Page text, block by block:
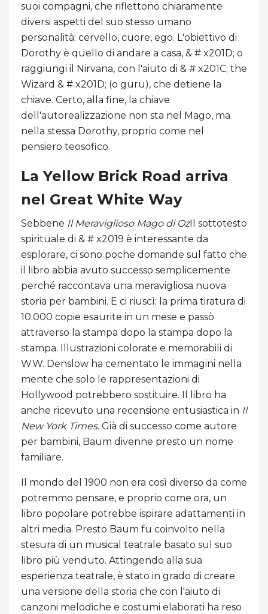
suoi compagni, che riflettono chiaramente
diversi aspetti del suo stesso umano
personalità: cervello, cuore, ego. L'obiettivo di
Dorothy è quello di andare a casa, & # x201D; o
raggiungi il Nirvana, con l'aiuto di & # x201C; the
Wizard & # x201D; (o guru), che detiene la
chiave. Certo, alla fine, la chiave
dell'autorealizzazione non sta nel Mago, ma
nella stessa Dorothy, proprio come nel
pensiero teosofico.
La Yellow Brick Road arriva
nel Great White Way
Sebbene Il Meraviglioso Mago di OzIl sottotesto
spirituale di & # x2019 è interessante da
esplorare, ci sono poche domande sul fatto che
il libro abbia avuto successo semplicemente
perché raccontava una meravigliosa nuova
storia per bambini. E ci riuscì: la prima tiratura di
10.000 copie esaurite in un mese e passò
attraverso la stampa dopo la stampa dopo la
stampa. Illustrazioni colorate e memorabili di
W.W. Denslow ha cementato le immagini nella
mente che solo le rappresentazioni di
Hollywood potrebbero sostituire. Il libro ha
anche ricevuto una recensione entusiastica in Il
New York Times. Già di successo come autore
per bambini, Baum divenne presto un nome
familiare.
Il mondo del 1900 non era così diverso da come
potremmo pensare, e proprio come ora, un
libro popolare potrebbe ispirare adattamenti in
altri media. Presto Baum fu coinvolto nella
stesura di un musical teatrale basato sul suo
libro più venduto. Attingendo alla sua
esperienza teatrale, è stato in grado di creare
una versione della storia che con l'aiuto di
canzoni melodiche e costumi elaborati ha reso